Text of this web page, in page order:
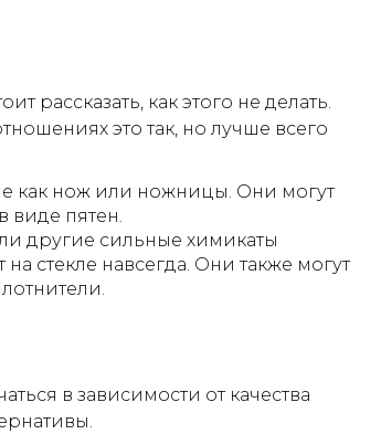
рассказать, как этого не делать.
это так, но лучше всего
как нож или ножницы. Они могут
виде пятен.
другие сильные химикаты
стекле навсегда. Они также могут
в зависимости от качества